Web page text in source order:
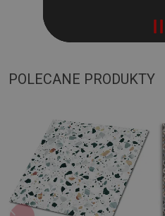
POLECANE PRODUKTY